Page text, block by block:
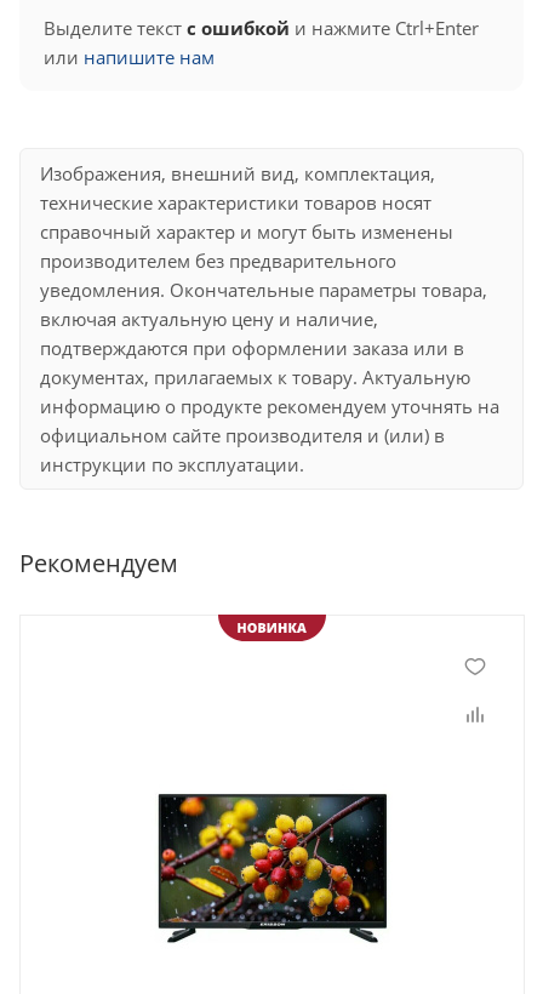
Выделите текст с ошибкой и нажмите Ctrl+Enter
или напишите нам
Изображения, внешний вид, комплектация,
технические характеристики товаров носят
справочный характер и могут быть изменены
производителем без предварительного
уведомления. Окончательные параметры товара,
включая актуальную цену и наличие,
подтверждаются при оформлении заказа или в
документах, прилагаемых к товару. Актуальную
информацию о продукте рекомендуем уточнять на
официальном сайте производителя и (или) в
инструкции по эксплуатации.
Рекомендуем